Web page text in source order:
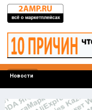
Новости